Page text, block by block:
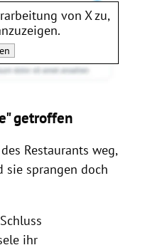
von Xzu,
getroffen
Restaurants weg,
sie sprangen doch
ihr